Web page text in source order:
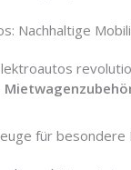
Nachhaltige
für besondere